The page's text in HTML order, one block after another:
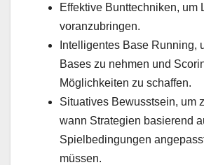
Effektive Bunttechniken, um
voranzubringen.
Intelligentes Base Running,
Bases zu nehmen und
Möglichkeiten zu schaffen.
Situatives Bewusstsein, um
wann Strategien basierend
Spielbedingungen
müssen.